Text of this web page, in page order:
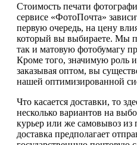
Стоимость печати
сервисе «ФотоПочта»
первую очередь, на цену
который вы выбираете. Мы
так и матовую фотобумагу
Кроме того, значимую роль
заказывая оптом, вы
нашей оптимизированной
Что касается доставки, то
несколько вариантов на
курьер или же самовывоз
доставка предполагает